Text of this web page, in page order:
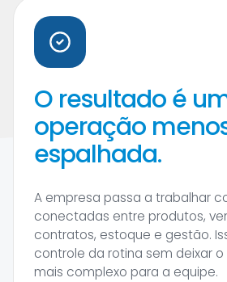
O resultado é
operação
espalhada.
A empresa passa a trabalhar
conectadas entre produtos,
contratos, estoque e gestão.
controle da rotina sem deixar
mais complexo para a equipe.